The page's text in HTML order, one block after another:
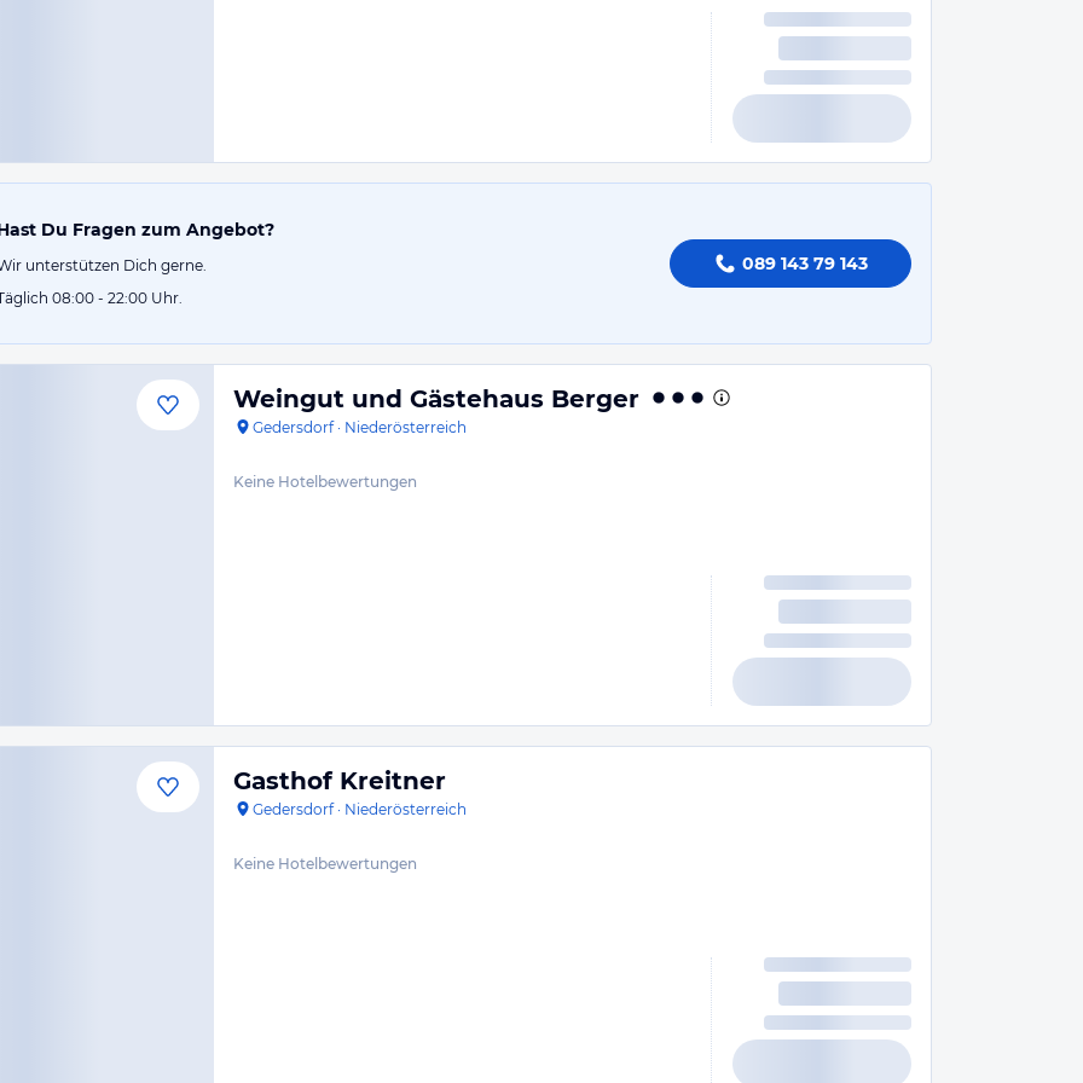
Du Fragen zum Angebot?
unterstützen Dich gerne.
08:00 - 22:00 Uhr.
089 143 79 143
Weingut und Gästehaus Berger
Gedersdorf· Niederösterreich
Keine Hotelbewertungen
Gasthof Kreitner
Gedersdorf· Niederösterreich
Keine Hotelbewertungen